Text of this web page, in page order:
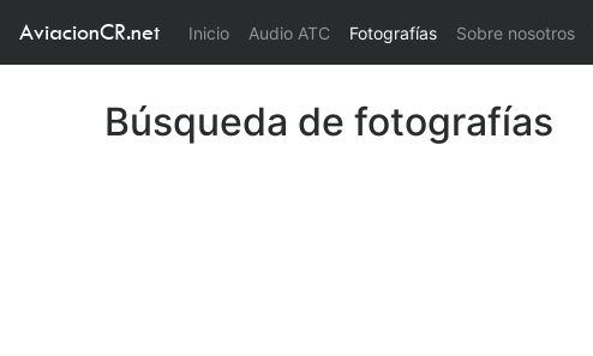
AviacionCR.net Inicio(current)
Audio ATC Fotografías Sobre nosotros
Búsqueda de fotografías